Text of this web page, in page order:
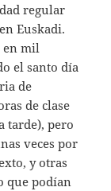
regular
Euskadi.
en mil
el santo día
de
de clase
tarde), pero
veces por
y otras
que podían